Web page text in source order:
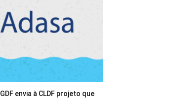
GDF envia à CLDF projeto que